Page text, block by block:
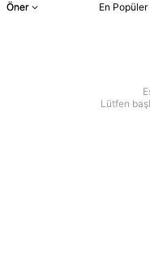
Öner En Popüler
Lütfen